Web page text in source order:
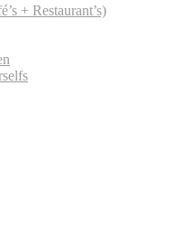
+ Restaurant’s)